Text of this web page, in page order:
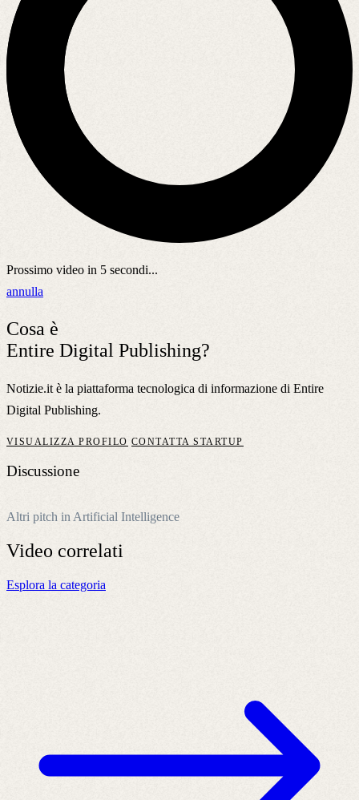
Prossimo video in 5 secondi...
annulla
Cosa è
Entire Digital Publishing?
Notizie.it è la piattaforma tecnologica di informazione di Entire
Digital Publishing.
VISUALIZZA PROFILO CONTATTA STARTUP
Discussione
Altri pitch in Artificial Intelligence
Video correlati
Esplora la categoria